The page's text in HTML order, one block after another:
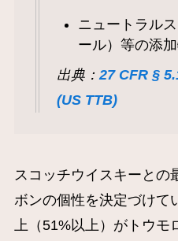
ニュートラル
ール）等の添
出典：27 CFR §
(US TTB)
スコッチウイスキーとの
ボンの個性を決定づけて
上（51%以上）がトウモ